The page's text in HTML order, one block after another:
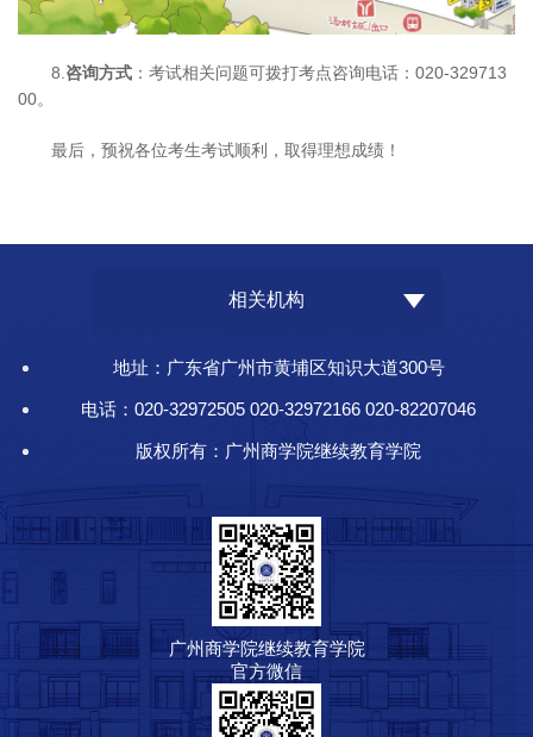
8.咨询方式 ：考试相关问题可拨打考点咨询电话：020-329713
00。
最后，预祝各位考生考试顺利，取得理想成绩！
相关机构
地址：广东省广州市黄埔区知识大道300号
电话：020-32972505 020-32972166 020-82207046
版权所有：广州商学院继续教育学院
广州商学院继续教育学院
官方微信